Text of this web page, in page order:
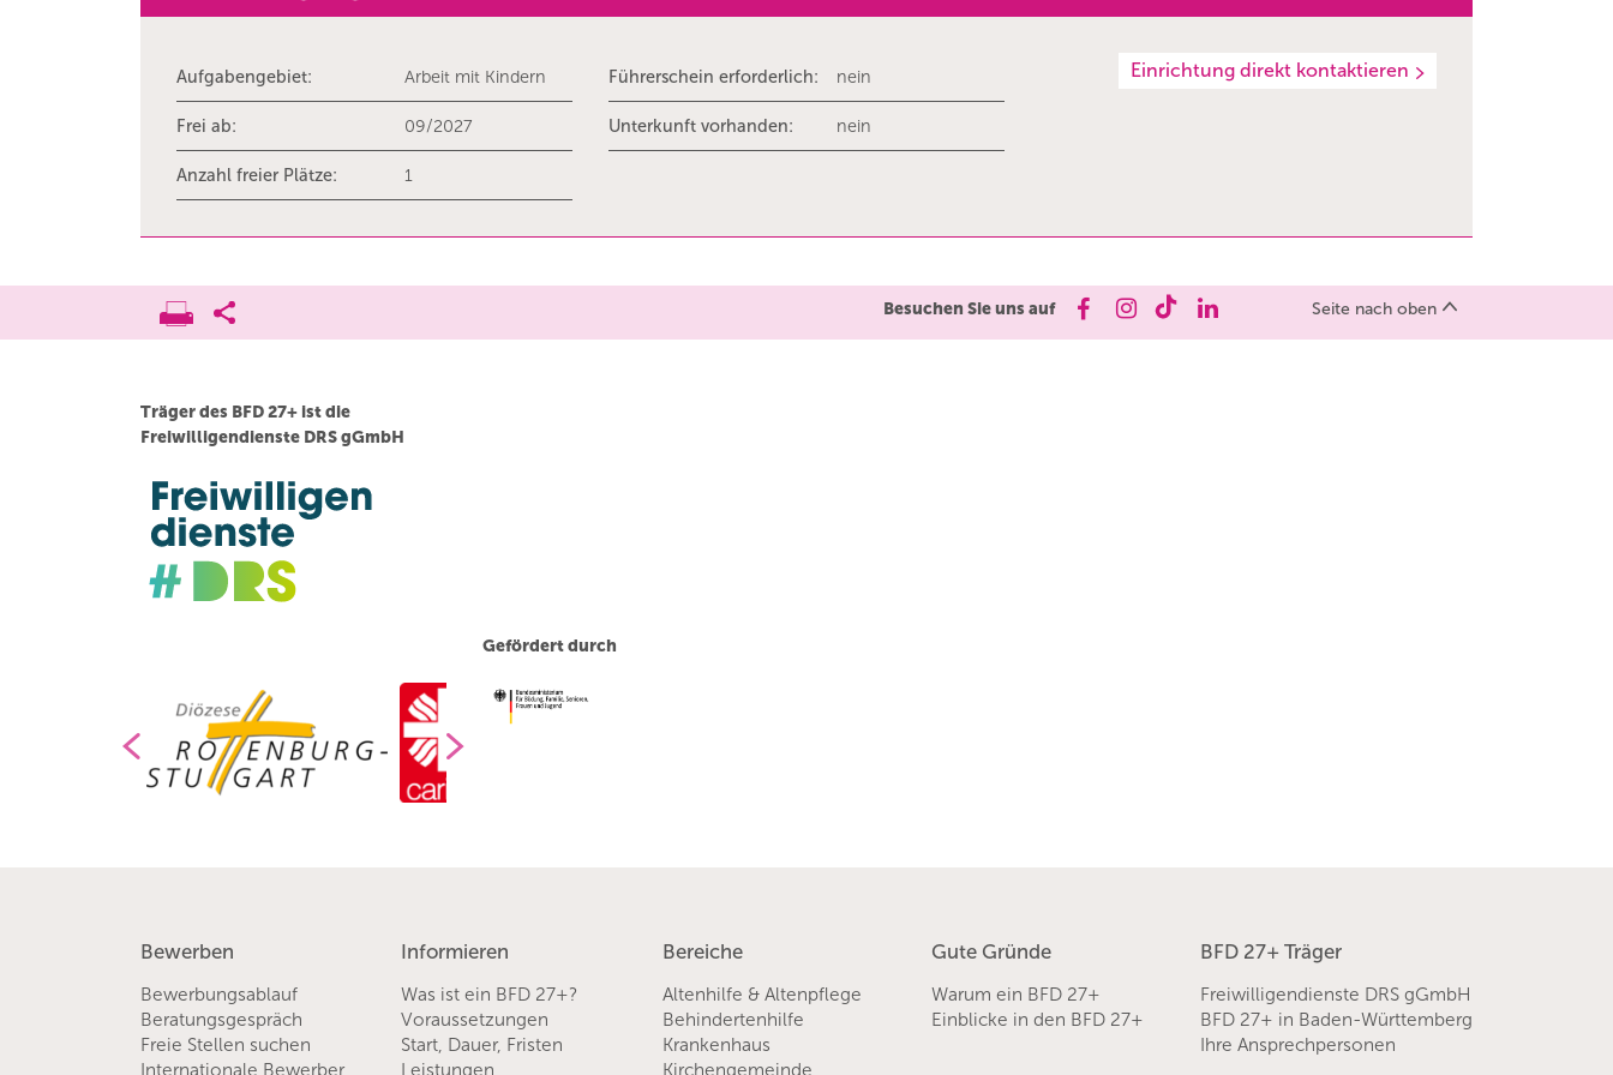
Aufgabengebiet: Arbeit mit Kindern
Frei ab: 09/2027
Anzahl freier Plätze: 1
Führerschein erforderlich: nein
Unterkunft vorhanden: nein
Einrichtung direkt kontaktieren
Besuchen Sie uns auf Seite nach oben
Träger des BFD 27+ ist die
Freiwilligendienste DRS gGmbH
Gefördert durch
Bewerben
Bewerbungsablauf
Beratungsgespräch
Freie Stellen suchen
Internationale Bewerber
Informieren
Was ist ein BFD 27+?
Voraussetzungen
Start, Dauer, Fristen
Leistungen
Bereiche
Altenhilfe & Altenpflege
Behindertenhilfe
Krankenhaus
Kirchengemeinde
Gute Gründe
Warum ein BFD 27+
Einblicke in den BFD 27+
BFD 27+ Träger
Freiwilligendienste DRS gGmbH
BFD 27+ in Baden-Württemberg
Ihre Ansprechpersonen